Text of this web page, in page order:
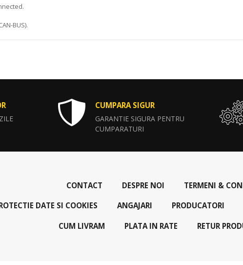
BUS).
CUMPARA SIGUR
GARANTIE SIGURA PENTRU
CUMPARATURI
CONTACT DESPRE NOI TERMENI &
DATE SI COOKIES ANGAJARI PRODUCATORI
CUM LIVRAM PLATA IN RATE RETUR